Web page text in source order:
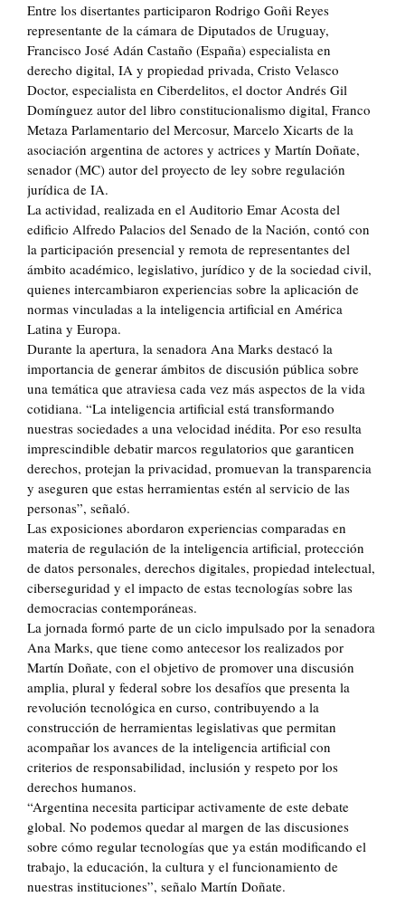
Entre los disertantes participaron Rodrigo Goñi Reyes
representante de la cámara de Diputados de Uruguay,
Francisco José Adán Castaño (España) especialista en
derecho digital, IA y propiedad privada, Cristo Velasco
Doctor, especialista en Ciberdelitos, el doctor Andrés Gil
Domínguez autor del libro constitucionalismo digital, Franco
Metaza Parlamentario del Mercosur, Marcelo Xicarts de la
asociación argentina de actores y actrices y Martín Doñate,
senador (MC) autor del proyecto de ley sobre regulación
jurídica de IA.
La actividad, realizada en el Auditorio Emar Acosta del
edificio Alfredo Palacios del Senado de la Nación, contó con
la participación presencial y remota de representantes del
ámbito académico, legislativo, jurídico y de la sociedad civil,
quienes intercambiaron experiencias sobre la aplicación de
normas vinculadas a la inteligencia artificial en América
Latina y Europa.
Durante la apertura, la senadora Ana Marks destacó la
importancia de generar ámbitos de discusión pública sobre
una temática que atraviesa cada vez más aspectos de la vida
cotidiana. “La inteligencia artificial está transformando
nuestras sociedades a una velocidad inédita. Por eso resulta
imprescindible debatir marcos regulatorios que garanticen
derechos, protejan la privacidad, promuevan la transparencia
y aseguren que estas herramientas estén al servicio de las
personas”, señaló.
Las exposiciones abordaron experiencias comparadas en
materia de regulación de la inteligencia artificial, protección
de datos personales, derechos digitales, propiedad intelectual,
ciberseguridad y el impacto de estas tecnologías sobre las
democracias contemporáneas.
La jornada formó parte de un ciclo impulsado por la senadora
Ana Marks, que tiene como antecesor los realizados por
Martín Doñate, con el objetivo de promover una discusión
amplia, plural y federal sobre los desafíos que presenta la
revolución tecnológica en curso, contribuyendo a la
construcción de herramientas legislativas que permitan
acompañar los avances de la inteligencia artificial con
criterios de responsabilidad, inclusión y respeto por los
derechos humanos.
“Argentina necesita participar activamente de este debate
global. No podemos quedar al margen de las discusiones
sobre cómo regular tecnologías que ya están modificando el
trabajo, la educación, la cultura y el funcionamiento de
nuestras instituciones”, señalo Martín Doñate.